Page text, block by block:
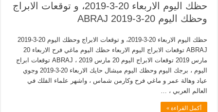
حظك اليوم الاربعاء 20-3-2019، و توقعات الابراج
وحظك اليوم 20-3-2019 ABRAJ
حظك اليوم الاربعاء 20-3-2019، و توقعات الابراج وحظك اليوم 20-3-2019
ABRAJ توقعات الابراج اليوم الاربعاء حظك اليوم ماغي فرح الاربعاء 20
مارس 2019 توقعات الابراج اليوم 20 مارس 2019 ، ABRAJ توقعات ابراج
اليوم ، برجك اليوم وحظك اليوم ميشال حايك الاربعاء 20-3-2019 وجوي
عياد وهالة عمر و ماغي فرح وكارمن شماس ، واشهر علماء الفلك في
العالم العربي ، …
أكمل القراءة »